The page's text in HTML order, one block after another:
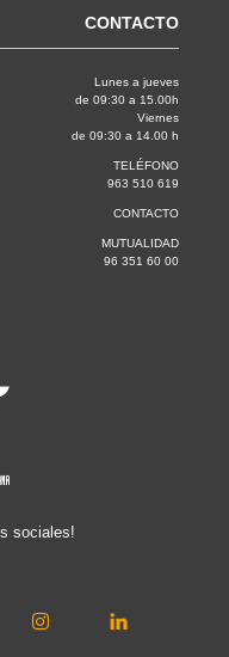
CONTACTO
Lunes a jueves
de 09:30 a 15.00h
Viernes
de 09:30 a 14.00 h
TELÉFONO
963 510 619
CONTACTO
MUTUALIDAD
96 351 60 00
sociales!